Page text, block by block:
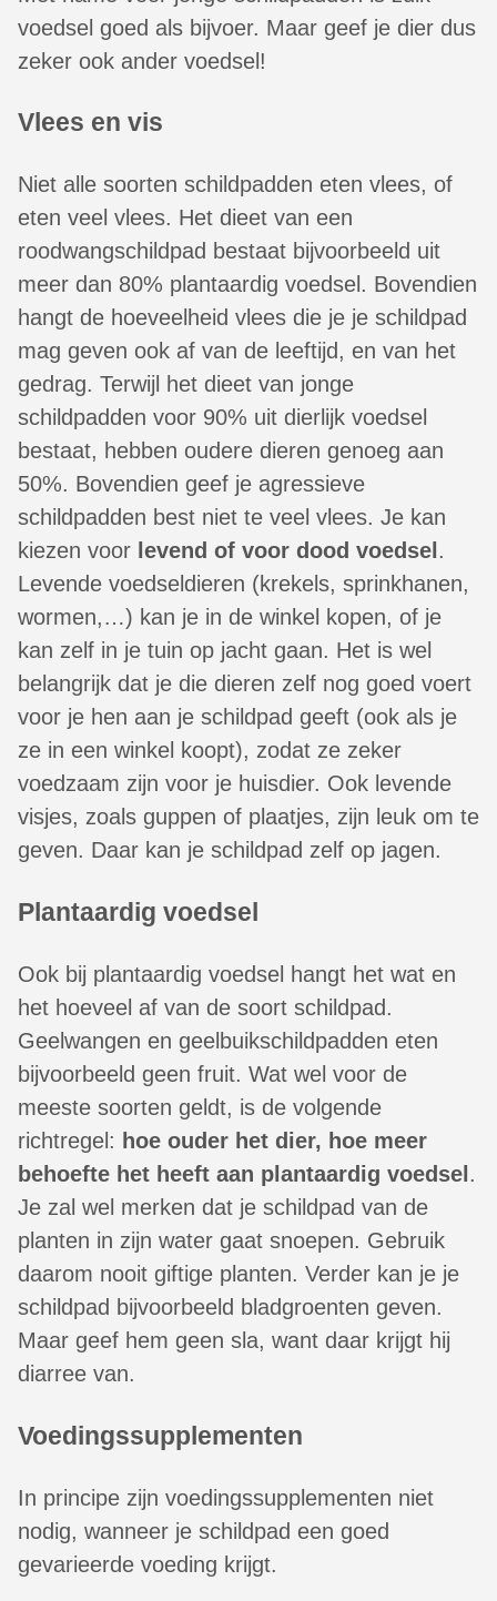
voedsel goed als bijvoer. Maar geef je dier dus
zeker ook ander voedsel!
Vlees en vis
Niet alle soorten schildpadden eten vlees, of
eten veel vlees. Het dieet van een
roodwangschildpad bestaat bijvoorbeeld uit
meer dan 80% plantaardig voedsel. Bovendien
hangt de hoeveelheid vlees die je je schildpad
mag geven ook af van de leeftijd, en van het
gedrag. Terwijl het dieet van jonge
schildpadden voor 90% uit dierlijk voedsel
bestaat, hebben oudere dieren genoeg aan
50%. Bovendien geef je agressieve
schildpadden best niet te veel vlees. Je kan
kiezen voor levend of voor dood voedsel .
Levende voedseldieren (krekels, sprinkhanen,
wormen,…) kan je in de winkel kopen, of je
kan zelf in je tuin op jacht gaan. Het is wel
belangrijk dat je die dieren zelf nog goed voert
voor je hen aan je schildpad geeft (ook als je
ze in een winkel koopt), zodat ze zeker
voedzaam zijn voor je huisdier. Ook levende
visjes, zoals guppen of plaatjes, zijn leuk om te
geven. Daar kan je schildpad zelf op jagen.
Plantaardig voedsel
Ook bij plantaardig voedsel hangt het wat en
het hoeveel af van de soort schildpad.
Geelwangen en geelbuikschildpadden eten
bijvoorbeeld geen fruit. Wat wel voor de
meeste soorten geldt, is de volgende
richtregel: hoe ouder het dier, hoe meer
behoefte het heeft aan plantaardig voedsel .
Je zal wel merken dat je schildpad van de
planten in zijn water gaat snoepen. Gebruik
daarom nooit giftige planten. Verder kan je je
schildpad bijvoorbeeld bladgroenten geven.
Maar geef hem geen sla, want daar krijgt hij
diarree van.
Voedingssupplementen
In principe zijn voedingssupplementen niet
nodig, wanneer je schildpad een goed
gevarieerde voeding krijgt.